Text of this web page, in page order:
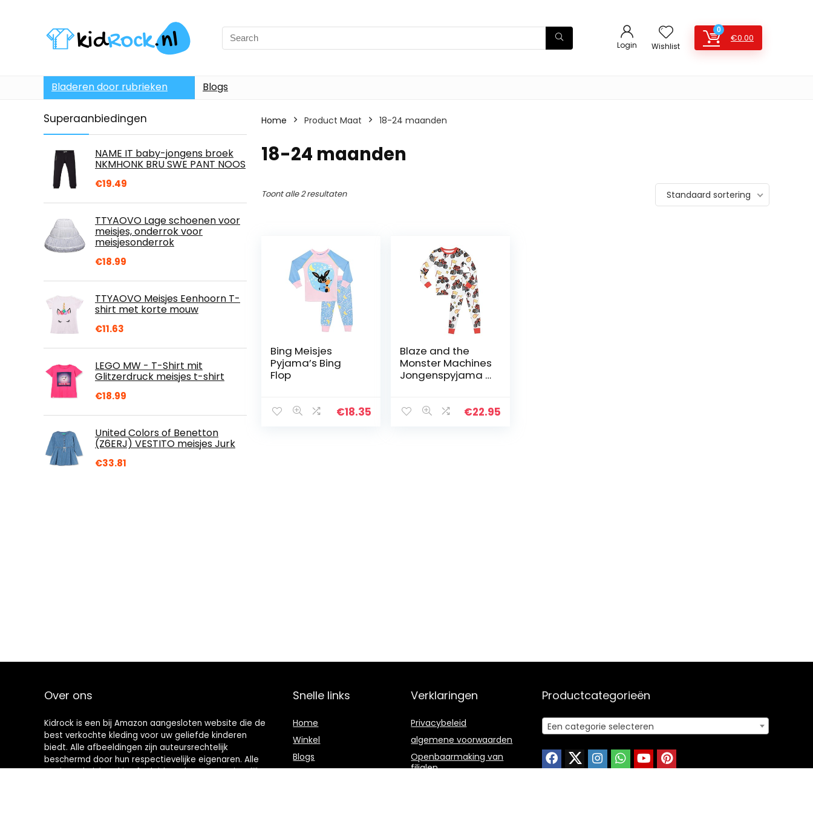
Login Wishlist
0
€0.00
Bladeren door rubrieken Blogs
Superaanbiedingen
NAME IT baby-jongens broek
NKMHONK BRU SWE PANT NOOS
€19.49
TTYAOVO Lage schoenen voor
meisjes, onderrok voor
meisjesonderrok
€18.99
TTYAOVO Meisjes Eenhoorn T-
shirt met korte mouw
€11.63
LEGO MW - T-Shirt mit
Glitzerdruck meisjes t-shirt
€18.99
United Colors of Benetton
(Z6ERJ) VESTITO meisjes Jurk
€33.81
Home Product Maat 18-24 maanden
18-24 maanden
Toont alle 2 resultaten Standaard sortering
Bing Meisjes
Pyjama’s Bing
Flop
€18.35
Blaze and the
Monster Machines
Jongenspyjama –
€22.95
Over ons
Kidrock is een bij Amazon aangesloten website die de
best verkochte kleding voor uw geliefde kinderen
biedt. Alle afbeeldingen zijn auteursrechtelijk
beschermd door hun respectievelijke eigenaren. Alle
geciteerde inhoud is afgeleid van hun respectievelijke
Snelle links
Home
Winkel
Blogs
Verklaringen
Privacybeleid
algemene voorwaarden
Openbaarmaking van
filialen
Productcategorieën
Een categorie selecteren